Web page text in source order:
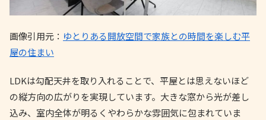
画像引用元： ゆとりある開放空間で家族との時間を楽しむ平
屋の住まい
LDKは勾配天井を取り入れることで、平屋とは思えないほど
の縦方向の広がりを実現しています。大きな窓から光が差し
込み、室内全体が明るくやわらかな雰囲気に包まれていま